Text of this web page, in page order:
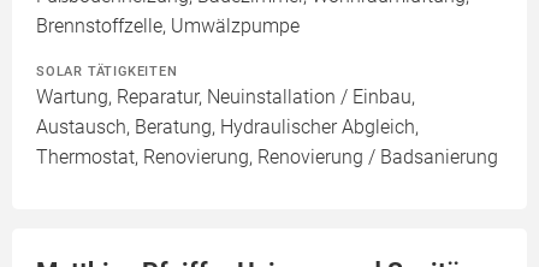
Brennstoffzelle, Umwälzpumpe
SOLAR TÄTIGKEITEN
Wartung, Reparatur, Neuinstallation / Einbau,
Austausch, Beratung, Hydraulischer Abgleich,
Thermostat, Renovierung, Renovierung / Badsanierung